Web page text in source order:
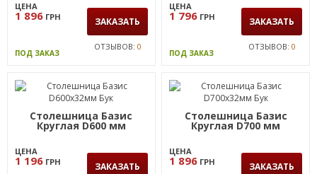
ЦЕНА
1 896 ГРН ЗАКАЗАТЬ
ПОД ЗАКАЗ
ОТЗЫВОВ: 0
ЦЕНА
1 796 ГРН ЗАКАЗАТЬ
ПОД ЗАКАЗ
ОТЗЫВОВ: 0
Столешница Базис
Круглая D600 мм
ЦЕНА
1 196 ГРН ЗАКАЗАТЬ
Столешница Базис
Круглая D700 мм
ЦЕНА
1 896 ГРН ЗАКАЗАТЬ